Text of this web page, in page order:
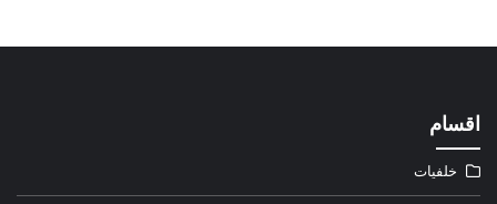
اقسام
خلفيات